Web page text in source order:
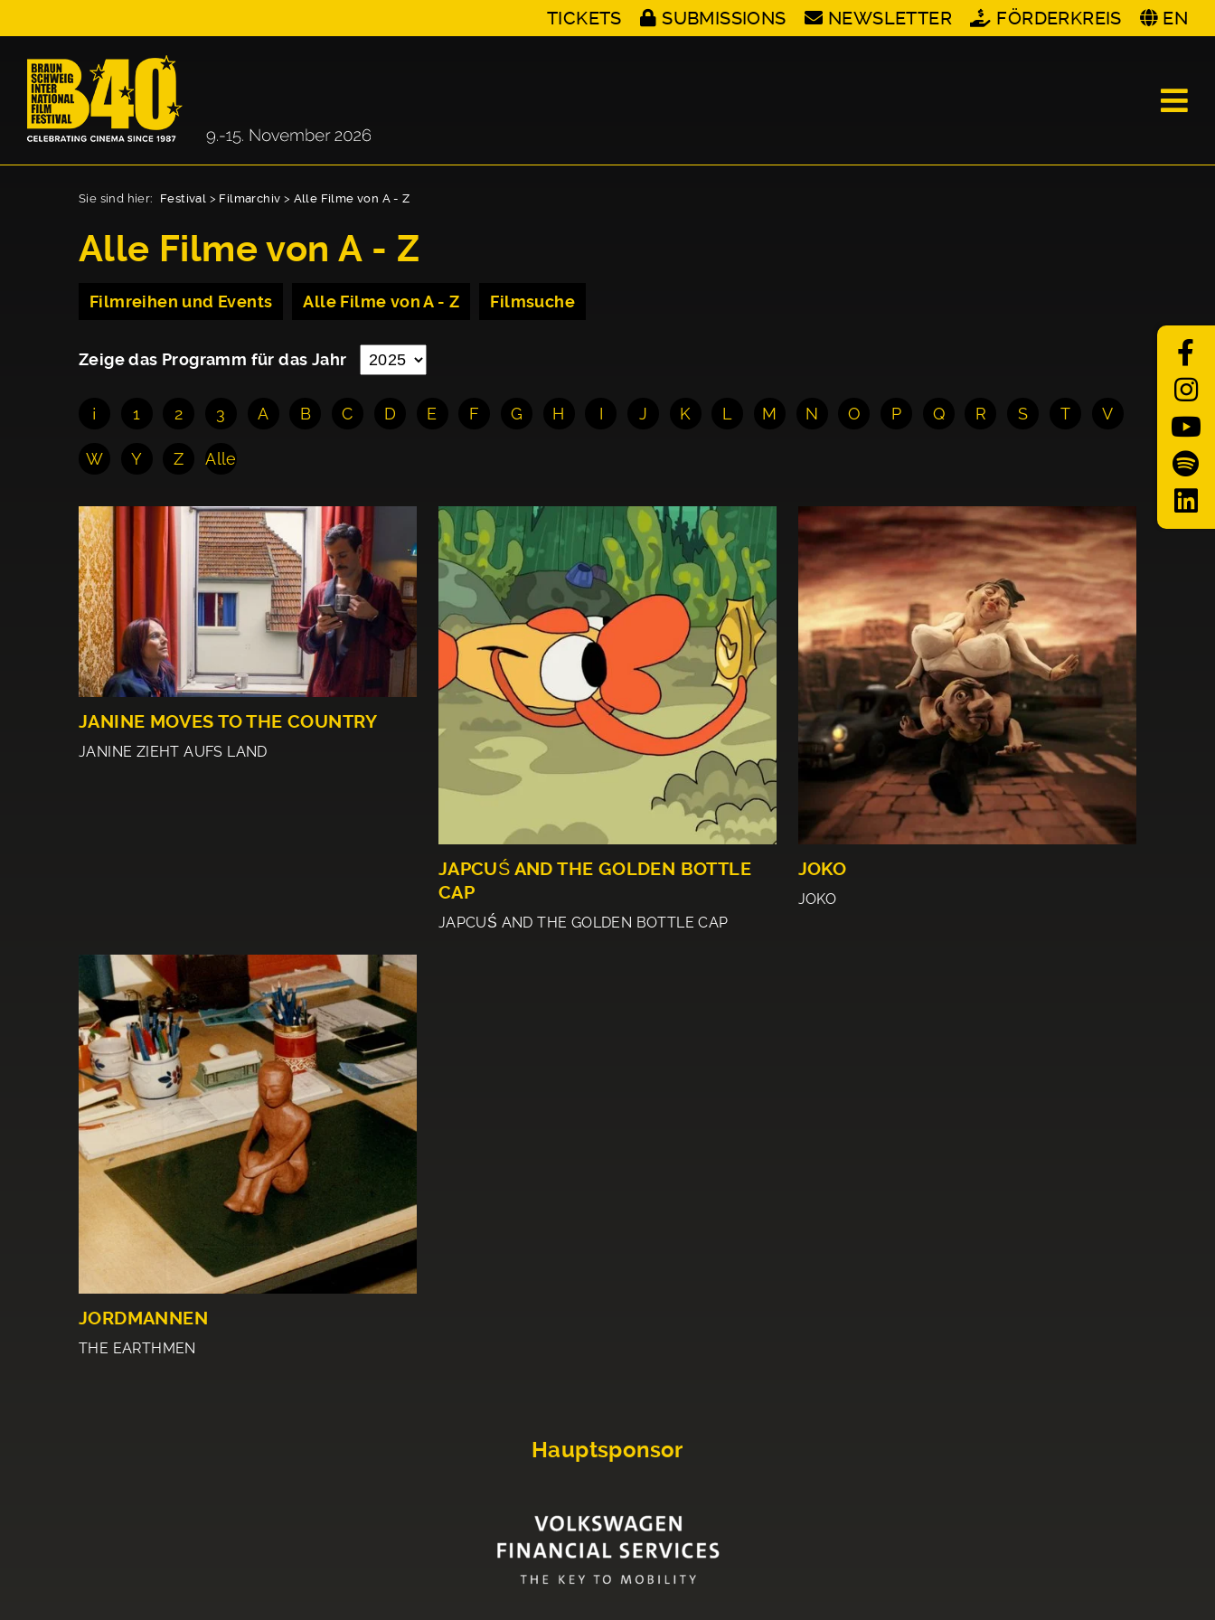
TICKETS SUBMISSIONS NEWSLETTER FÖRDERKREIS EN
Sie sind hier: Festival > Filmarchiv > Alle Filme von A - Z
Alle Filme von A - Z
Filmreihen und Events Alle Filme von A - Z Filmsuche
Zeige das Programm für das Jahr
¡ 1 2 3 A B C D E F G H I J K L M N O P Q R S T V
W Y Z Alle
JANINE MOVES TO THE COUNTRY
JANINE ZIEHT AUFS LAND
JAPCUŚ AND THE GOLDEN BOTTLE
CAP
JAPCUŚ AND THE GOLDEN BOTTLE CAP
JOKO
JOKO
JORDMANNEN
THE EARTHMEN
Hauptsponsor